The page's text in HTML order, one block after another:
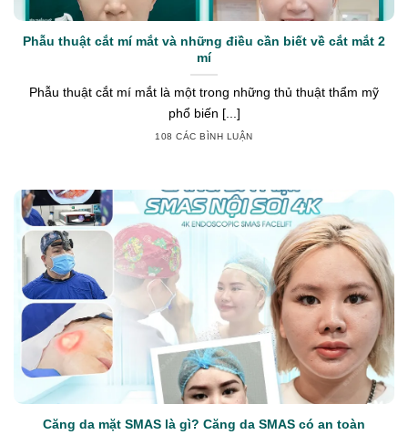
Phẫu thuật cắt mí mắt và những điều cần biết về cắt mắt 2
mí
Phẫu thuật cắt mí mắt là một trong những thủ thuật thẩm mỹ
phổ biến [...]
108 CÁC BÌNH LUẬN
Căng da mặt SMAS là gì? Căng da SMAS có an toàn